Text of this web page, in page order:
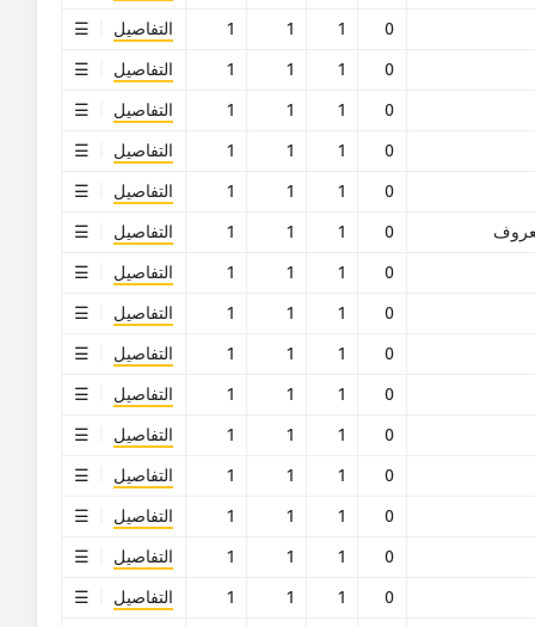
0
1
1
1
التفاصيل
0
1
1
1
التفاصيل
0
1
1
1
التفاصيل
0
1
1
1
التفاصيل
0
1
1
1
التفاصيل
0
1
1
1
التفاصيل
0
1
1
1
التفاصيل
0
1
1
1
التفاصيل
0
1
1
1
التفاصيل
0
1
1
1
التفاصيل
0
1
1
1
التفاصيل
0
1
1
1
التفاصيل
0
1
1
1
التفاصيل
0
1
1
1
التفاصيل
0
1
1
1
التفاصيل